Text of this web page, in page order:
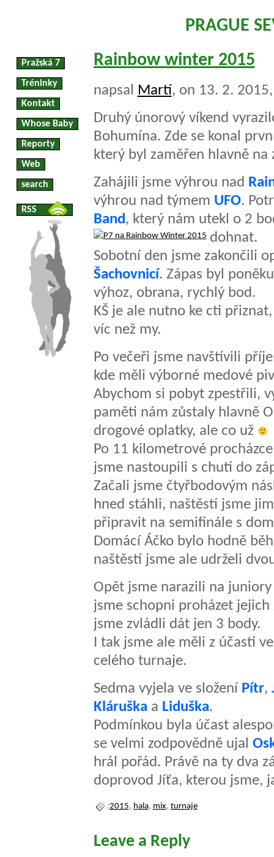
PRAGUE
Pražská 7
Tréninky
Kontakt
Whose Baby
Reporty
Web
search
RSS
Rainbow winter 2015
napsal Martí, on 13. 2.
Druhý únorový víkend
Bohumína. Zde se konal
který byl zaměřen hlavně na
Zahájili jsme výhrou nad
výhrou nad týmem UFO.
Band, který nám utekl o 2
dohnat.
Sobotní den jsme zakončili
Šachovnicí. Zápas byl
výhoz, obrana, rychlý bod.
KŠ je ale nutno ke cti
víc než my.
Po večeři jsme navštívili
kde měli výborné medové
Abychom si pobyt zpestřili,
paměti nám zůstaly hlavně
drogové oplatky, ale co už
Po 11 kilometrové
jsme nastoupili s chutí do
Začali jsme čtyřbodovým
hned stáhli, naštěstí jsme
připravit na semifinále s
Domácí Áčko bylo hodně
naštěstí jsme ale udrželi
Opět jsme narazili na
jsme schopni proházet
jsme zvládli dát jen 3 body.
I tak jsme ale měli z účasti
celého turnaje.
Sedma vyjela ve složení Pítr,
Kláruška a Liduška.
Podmínkou byla účast
se velmi zodpovědně ujal
hrál pořád. Právě na ty dva
doprovod Jíťa, kterou jsme,
:2015, hala, mix, turnaje
Leave a Reply